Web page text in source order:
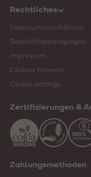
Rechtliches
Datenschutzrichtlinien
Geschäftsbedingungen
Impressum
Cookies Hinweis
Cookie settings
Zertifizierungen &
Zahlungsmethoden